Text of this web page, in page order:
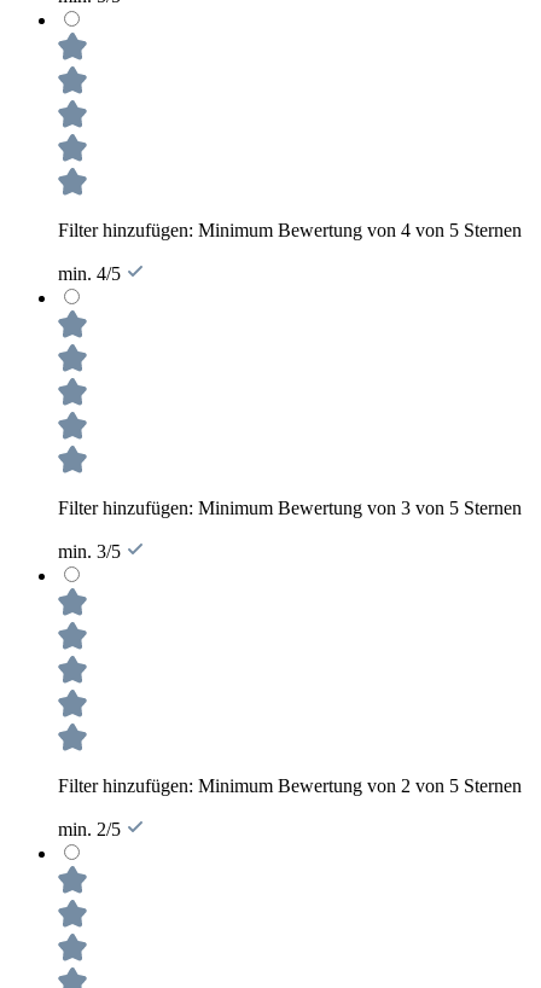
Filter hinzufügen: Minimum Bewertung von 4 von 5 Sternen
min. 4/5
Filter hinzufügen: Minimum Bewertung von 3 von 5 Sternen
min. 3/5
Filter hinzufügen: Minimum Bewertung von 2 von 5 Sternen
min. 2/5